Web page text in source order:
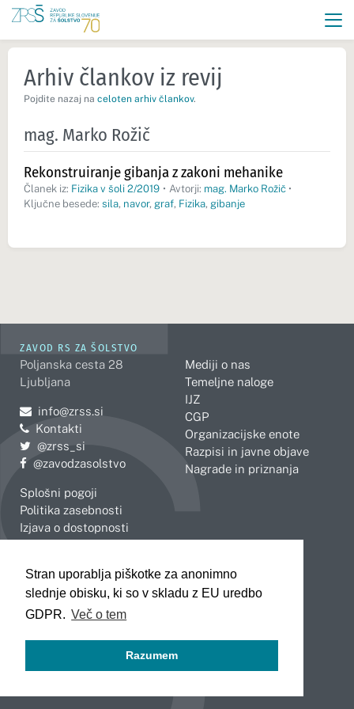
Stran uporablja piškotke za anonimno
slednje obisku, ki so v skladu z EU uredbo
GDPR. Več o tem
Razumem
Arhiv člankov iz revij
Pojdite nazaj na celoten arhiv člankov.
mag. Marko Rožič
Rekonstruiranje gibanja z zakoni mehanike
Članek iz: Fizika v šoli 2/2019 • Avtorji: mag. Marko Rožič •
Ključne besede: sila, navor, graf, Fizika, gibanje
ZAVOD RS ZA ŠOLSTVO
Poljanska cesta 28
Ljubljana
Pošljite e-mail na
info@zrss.si
Kontakti
Pojdite na Twitter:
@zrss_si
Pojdite na Facebook:
@zavodzasolstvo
Splošni pogoji
Politika zasebnosti
Izjava o dostopnosti
Mediji o nas
Temeljne naloge
IJZ
CGP
Organizacijske enote
Razpisi in javne objave
Nagrade in priznanja
Celje
Koper
Kranj
Novo mesto
Slovenj Gradec